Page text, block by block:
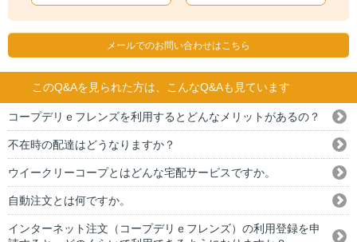
メールでのお問い合わせはこちら
このQ&Aを見られた方は、こんなQ&Aも見ています
コープデリｅフレンズを利用するとどんなメリットがあるの？
不在時の配達はどうなりますか？
ウイークリーコープとはどんな宅配サービスですか。
自動注文とは何ですか。
インターネット注文（コープデリｅフレンズ）の利用登録を申